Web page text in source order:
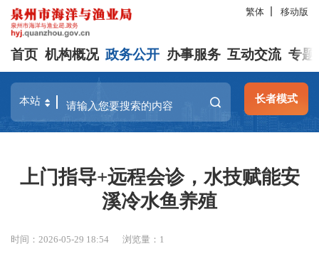
繁体 移动版
首页 机构概况 政务公开 办事服务 互动交流 专题
长者模式
上门指导+远程会诊，水技赋能安
溪冷水鱼养殖
时间：2026-05-29 18:54 浏览量： 1